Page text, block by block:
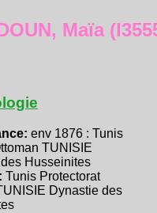
Maïa
env 1876 : Tunis
TUNISIE
Husseinites
Tunis Protectorat
Dynastie des